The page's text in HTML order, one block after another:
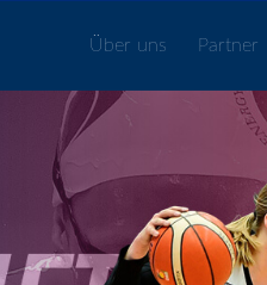
Über uns Partner